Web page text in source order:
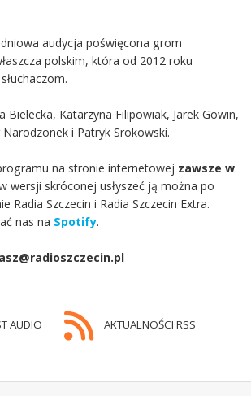
audycja poświęcona grom
polskim, która od 2012 roku
Bielecka, Katarzyna Filipowiak, Jarek Gowin,
Narodzonek i Patryk Srokowski.
na stronie internetowej zawsze w
wersji skróconej usłyszeć ją można po
Radia Szczecin i Radia Szczecin Extra.
nas na Spotify.
AUDIO AKTUALNOŚCI RSS